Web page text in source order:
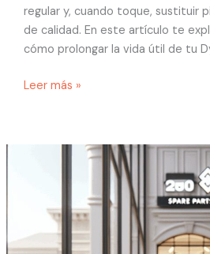
regular y, cuando toque, sustituir
de calidad. En este artículo te
cómo prolongar la vida útil de tu
Leer más »
aspirador
mantenimiento,